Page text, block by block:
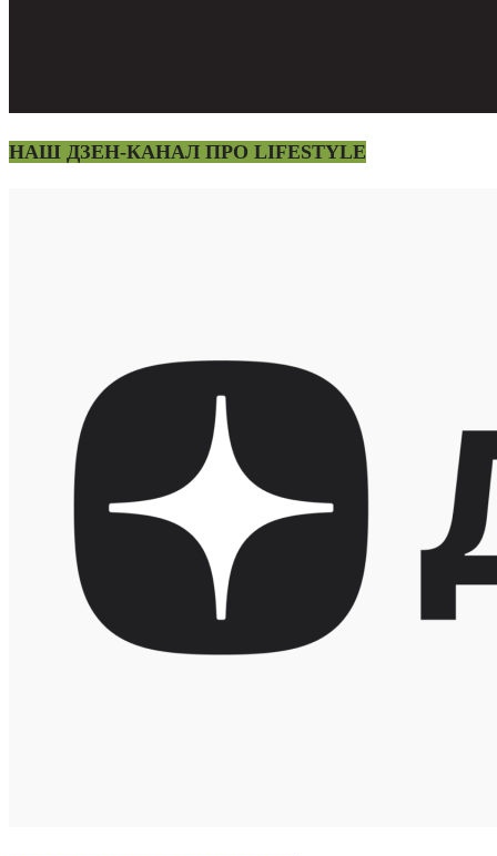
НАШ ДЗЕН-КАНАЛ ПРО LIFESTYLE